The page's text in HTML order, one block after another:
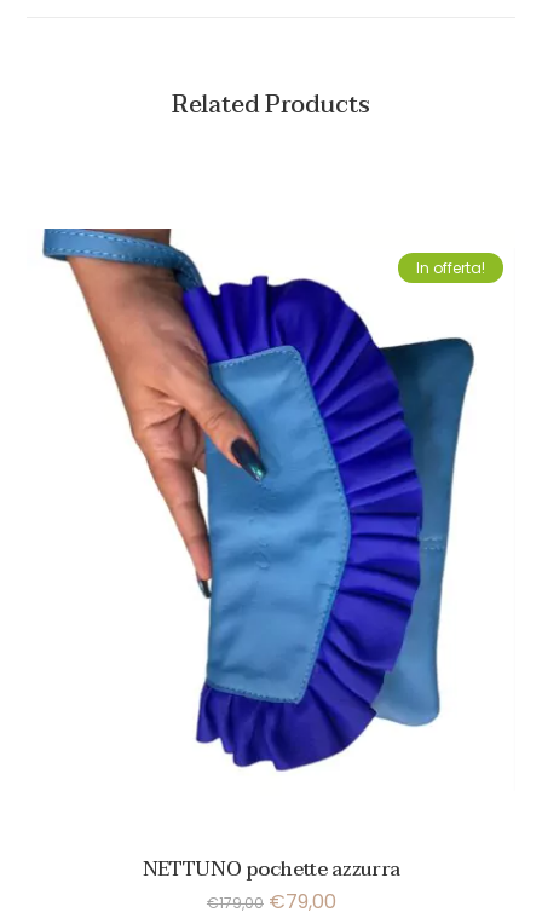
Related Products
In offerta!
NETTUNO pochette azzurra
€179,00 €79,00